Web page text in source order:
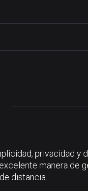
privacidad y
manera de
distancia.